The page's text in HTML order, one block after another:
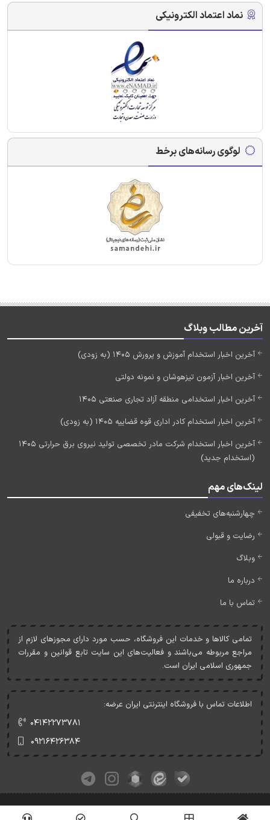
نماد اعتماد الکترونیکی
لوگوی رسانه‌های برخط
آخرین مطالب وبلاگ
آخرین اخبار استخدام آموزش و پرورش 1405 (به زودی)
آخرین اخبار آزمون تیزهوشان و نمونه دولتی
آخرین اخبار استخدامی منطقه آزاد تجاری صنعتی 1405
آخرین اخبار استخدام کادر اداری قوه قضاییه 1405 (به زودی)
آخرین اخبار استخدام شرکت مادر تخصصی تولید نیروی برق حرارتی 1405
(استخدام جدید)
لینک‌های مهم
چهارشنبه‌های تخفیفی
رضایت و قبولی
وبلاگ
درباره ما
تماس با ما
تمامی کالاها و خدمات اين فروشگاه، حسب مورد دارای مجوزهای لازم از
مراجع مربوطه می‌باشند و فعاليت‌های اين سايت تابع قوانين و مقررات
جمهوری اسلامی ايران است.
اطلاعات تماس با فروشگاه اینترنتی ایران عرضه:
۰۴۱۴۲۲۷۳۷۸۱
۰۹۲۱۶۴۲۶۳۸۴
کلیه حقوق این وبسایت متعلق به ایران عرضه می‌باشد.